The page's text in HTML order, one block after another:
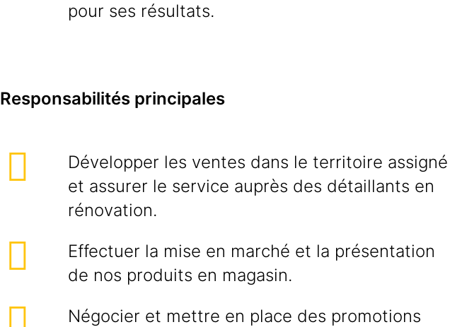
pour ses résultats.
Responsabilités principales
Développer les ventes dans le territoire assigné
et assurer le service auprès des détaillants en
rénovation.
Effectuer la mise en marché et la présentation
de nos produits en magasin.
Négocier et mettre en place des promotions